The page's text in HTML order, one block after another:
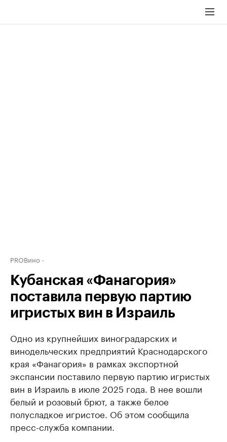
PROВино
Кубанская «Фанагория»
поставила первую партию
игристых вин в Израиль
Одно из крупнейших виноградарских и
винодельческих предприятий Краснодарского
края «Фанагория» в рамках экспортной
экспансии поставило первую партию игристых
вин в Израиль в июле 2025 года. В нее вошли
белый и розовый брют, а также белое
полусладкое игристое. Об этом сообщила
пресс-служба компании.